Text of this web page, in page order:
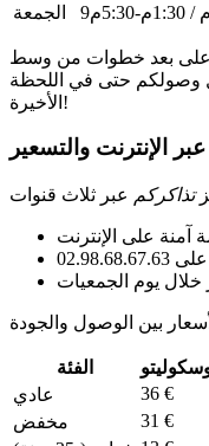
الجمعة
على بعد خطوات من وسط
وصولكم حتى في اللحظة
الأخيرة!
الإنترنت والتسعير
تذاكركم
آمنة على الإنترنت
الفئة
عادي
36 €
مخفض
31 €